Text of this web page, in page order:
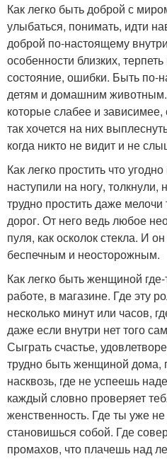
Как легко быть доброй с
улыбаться, понимать, идти
доброй по-настоящему
особенности близких,
состояние, ошибки. Быть по-
детям и домашним
которые слабее и
так хочется на них
когда никто не видит и не
Как легко простить что
наступили на ногу, толкнули,
трудно простить даже мелочи
дорог. От него ведь любое
пуля, как осколок стекла. И
беспечным и неосторожным.
Как легко быть женщиной
работе, в магазине. Где эту
несколько минут или часов,
даже если внутри нет того
Сыграть счастье,
трудно быть женщиной дома,
насквозь, где не успеешь
каждый словно проверяет
женственность. Где ты уже
становишься собой. Где
промахов, что плачешь над